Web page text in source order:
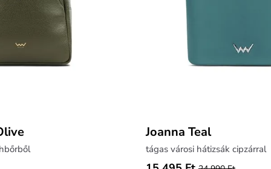
Joanna Teal
tágas városi hátizsák cipzárral